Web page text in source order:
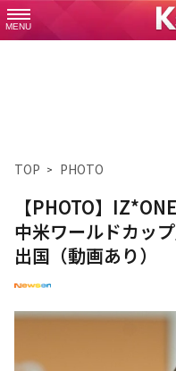
MENU
TOP PHOTO
【PHOTO】
中米ワールドカッ
出国（動画あり）